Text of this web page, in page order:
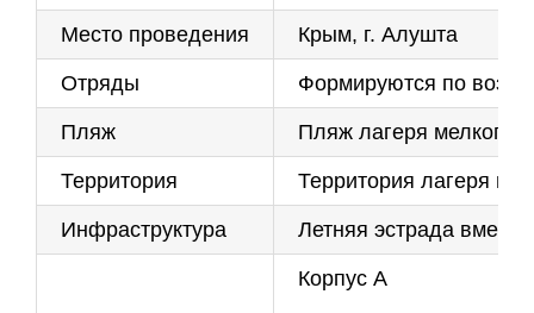
Место проведения Крым, г. Алушта
Отряды Формируются по
Пляж Пляж лагеря
Территория Территория лагеря
Инфраструктура Летняя эстрада
Корпус А